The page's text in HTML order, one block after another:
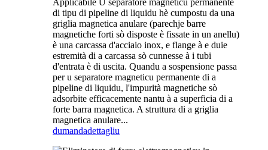
di tipu di pipeline di liquidu hè cumpostu da una
griglia magnetica anulare (parechje barre
magnetiche forti sò disposte è fissate in un anellu)
è una carcassa d'acciaio inox, e flange à e duie
estremità di a carcassa sò cunnesse à i tubi
d'entrata è di uscita. Quandu a sospensione passa
per u separatore magneticu permanente di a
pipeline di liquidu, l'impurità magnetiche sò
adsorbite efficacemente nantu à a superficia di a
forte barra magnetica. A struttura di a griglia
magnetica anulare...
dumandadettagliu